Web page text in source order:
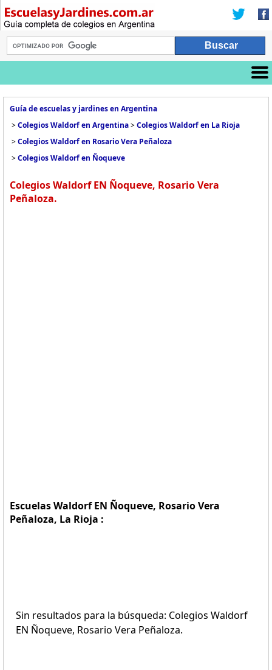
Guía de escuelas y jardines en Argentina
>Colegios Waldorf en Argentina>Colegios Waldorf en La Rioja
>Colegios Waldorf en Rosario Vera Peñaloza
>Colegios Waldorf en Ñoqueve
Colegios Waldorf EN Ñoqueve, Rosario Vera
Peñaloza.
Escuelas Waldorf EN Ñoqueve, Rosario Vera
Peñaloza, La Rioja :
Sin resultados para la búsqueda: Colegios Waldorf
EN Ñoqueve, Rosario Vera Peñaloza.